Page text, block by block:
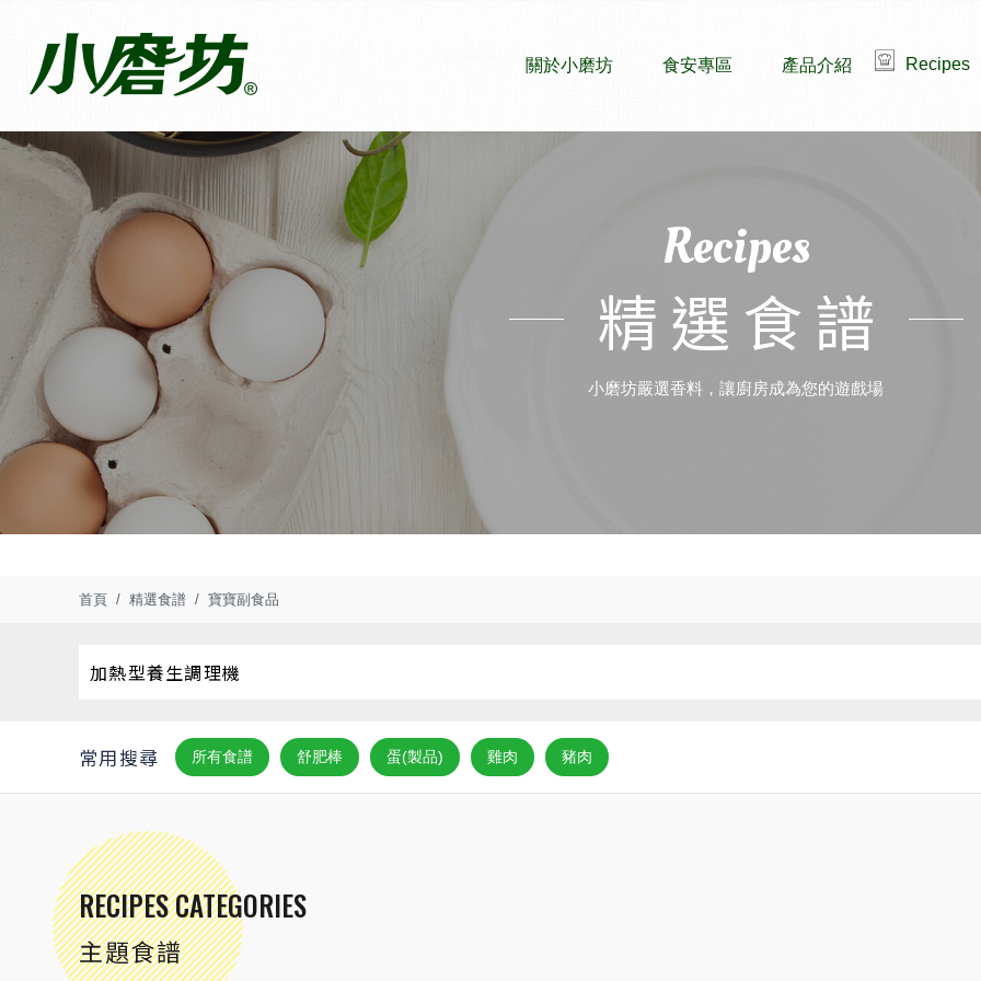
關於小磨坊 食安專區 產品介紹 Recipes
Recipes
精選食譜
小磨坊嚴選香料，讓廚房成為您的遊戲場
首頁 精選食譜 寶寶副食品
常用搜尋 所有食譜 舒肥棒 蛋(製品) 雞肉 豬肉
RECIPES CATEGORIES
主題食譜